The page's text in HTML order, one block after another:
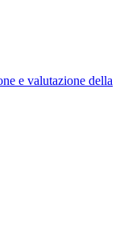
e valutazione della